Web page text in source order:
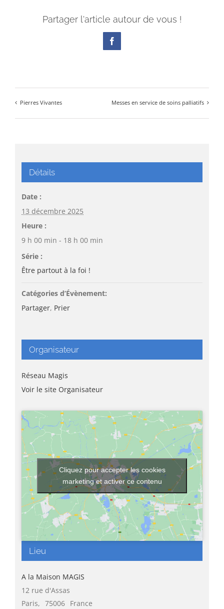
Partager l'article autour de vous !
Facebook
Pierres Vivantes Messes en service de soins palliatifs
Détails
Date :
13 décembre 2025
Heure :
9 h 00 min - 18 h 00 min
Série :
Être partout à la foi !
Catégories d’Évènement:
Partager, Prier
Organisateur
Réseau Magis
Voir le site Organisateur
Lieu
A la Maison MAGIS
12 rue d'Assas
Paris, 75006 France
Cliquez pour accepter les cookies
marketing et activer ce contenu